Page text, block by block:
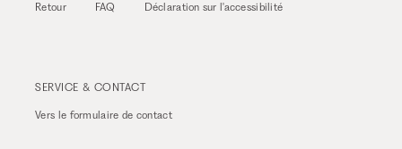
Retour FAQ Déclaration sur l'accessibilité
SERVICE & CONTACT
Vers le formulaire de contact